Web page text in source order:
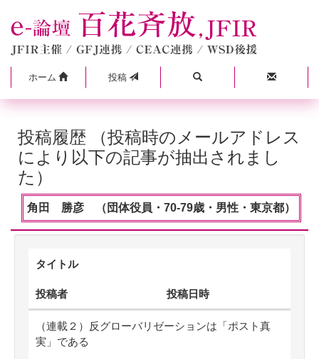
ホーム 投稿
投稿履歴 （投稿時のメールアドレス
により以下の記事が抽出されまし
た）
角田 勝彦 （団体役員・70-79歳・男性・東京都）
タイトル
投稿者 投稿日時
（連載２）反グローバリゼーションは「ポスト真
実」である